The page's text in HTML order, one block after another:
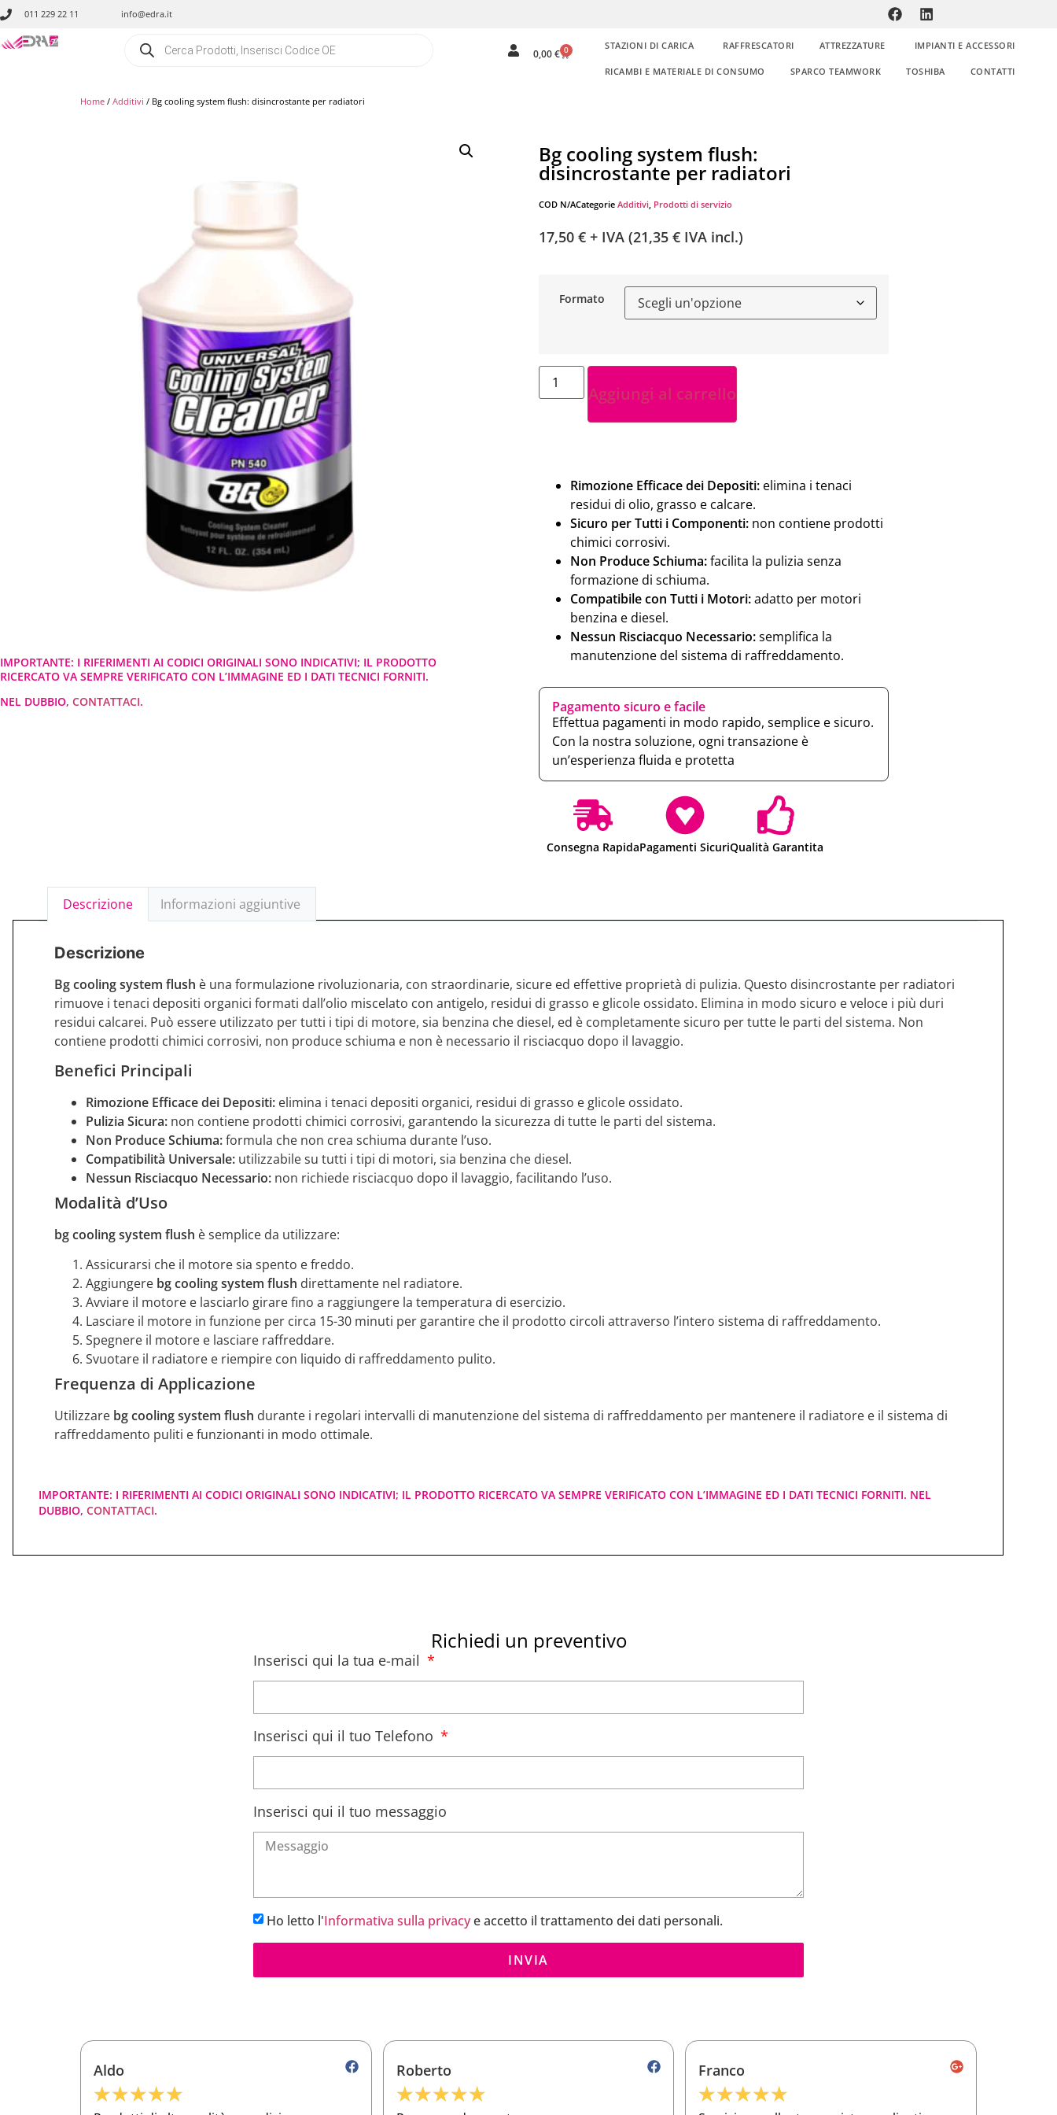
011 229 22 11 info@edra.it
0,00€ 0 STAZIONI DI CARICA RAFFRESCATORI ATTREZZATURE IMPIANTI E ACCESSORI
RICAMBI E MATERIALE DI CONSUMO SPARCO TEAMWORK TOSHIBA CONTATTI
Home / Additivi / Bg cooling system flush: disincrostante per radiatori
IMPORTANTE: I RIFERIMENTI AI CODICI ORIGINALI SONO INDICATIVI; IL PRODOTTO
RICERCATO VA SEMPRE VERIFICATO CON L’IMMAGINE ED I DATI TECNICI FORNITI.
NEL DUBBIO, CONTATTACI.
Bg cooling system flush:
disincrostante per radiatori
COD N/ACategorie Additivi, Prodotti di servizio
17,50 € + IVA (21,35 € IVA incl.)
Formato
Aggiungi al carrello
Rimozione Efficace dei Depositi: elimina i tenaci
residui di olio, grasso e calcare.
Sicuro per Tutti i Componenti: non contiene prodotti
chimici corrosivi.
Non Produce Schiuma:facilita la pulizia senza
formazione di schiuma.
Compatibile con Tutti i Motori:adatto per motori
benzina e diesel.
Nessun Risciacquo Necessario:semplifica la
manutenzione del sistema di raffreddamento.
Pagamento sicuro e facile
Effettua pagamenti in modo rapido, semplice e sicuro.
Con la nostra soluzione, ogni transazione è
un’esperienza fluida e protetta
Consegna RapidaPagamenti SicuriQualità Garantita
Descrizione Informazioni aggiuntive
Descrizione
Bg cooling system flush è una formulazione rivoluzionaria, con straordinarie, sicure ed effettive proprietà di pulizia. Questo disincrostante per radiatori
rimuove i tenaci depositi organici formati dall’olio miscelato con antigelo, residui di grasso e glicole ossidato. Elimina in modo sicuro e veloce i più duri
residui calcarei. Può essere utilizzato per tutti i tipi di motore, sia benzina che diesel, ed è completamente sicuro per tutte le parti del sistema. Non
contiene prodotti chimici corrosivi, non produce schiuma e non è necessario il risciacquo dopo il lavaggio.
Benefici Principali
Rimozione Efficace dei Depositi: elimina i tenaci depositi organici, residui di grasso e glicole ossidato.
Pulizia Sicura: non contiene prodotti chimici corrosivi, garantendo la sicurezza di tutte le parti del sistema.
Non Produce Schiuma:formula che non crea schiuma durante l’uso.
Compatibilità Universale: utilizzabile su tutti i tipi di motori, sia benzina che diesel.
Nessun Risciacquo Necessario: non richiede risciacquo dopo il lavaggio, facilitando l’uso.
Modalità d’Uso
bg cooling system flush è semplice da utilizzare:
Assicurarsi che il motore sia spento e freddo.
Aggiungere bg cooling system flush direttamente nel radiatore.
Avviare il motore e lasciarlo girare fino a raggiungere la temperatura di esercizio.
Lasciare il motore in funzione per circa 15-30 minuti per garantire che il prodotto circoli attraverso l’intero sistema di raffreddamento.
Spegnere il motore e lasciare raffreddare.
Svuotare il radiatore e riempire con liquido di raffreddamento pulito.
Frequenza di Applicazione
Utilizzare bg cooling system flush durante i regolari intervalli di manutenzione del sistema di raffreddamento per mantenere il radiatore e il sistema di
raffreddamento puliti e funzionanti in modo ottimale.
IMPORTANTE: I RIFERIMENTI AI CODICI ORIGINALI SONO INDICATIVI; IL PRODOTTO RICERCATO VA SEMPRE VERIFICATO CON L’IMMAGINE ED I DATI TECNICI FORNITI. NEL
DUBBIO, CONTATTACI.
Richiedi un preventivo
Inserisci qui la tua e-mail
Inserisci qui il tuo Telefono
Inserisci qui il tuo messaggio
Ho letto l'Informativa sulla privacye accetto il trattamento dei dati personali.
INVIA
Roberto
★★★★★
Franco
★★★★★
Enrico
★★★★★